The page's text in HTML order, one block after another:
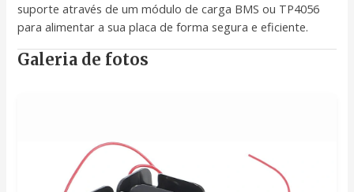
suporte através de um módulo de carga BMS ou TP4056
para alimentar a sua placa de forma segura e eficiente.
Galeria de fotos